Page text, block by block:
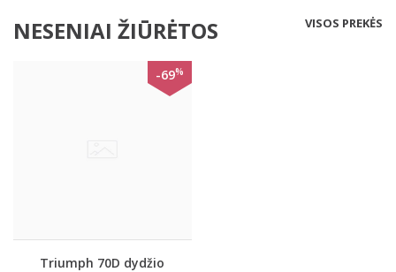
NESENIAI ŽIŪRĖTOS VISOS PREKĖS
-69%
Triumph 70D dydžio